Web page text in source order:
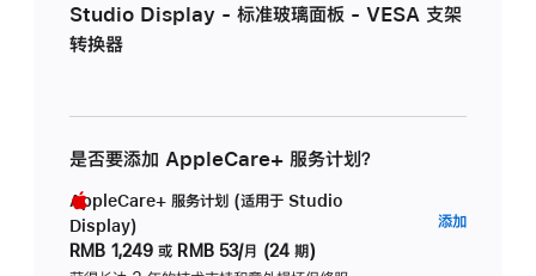
Studio Display - 标准玻璃面板 - VESA 支架
转换器
是否要添加 AppleCare+ 服务计划？
AppleCare+ 服务计划 (适用于 Studio
Display)
RMB 1,249 或 RMB 53/月 (24 期)
添加